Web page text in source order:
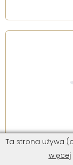
Ta strona używa
więcej